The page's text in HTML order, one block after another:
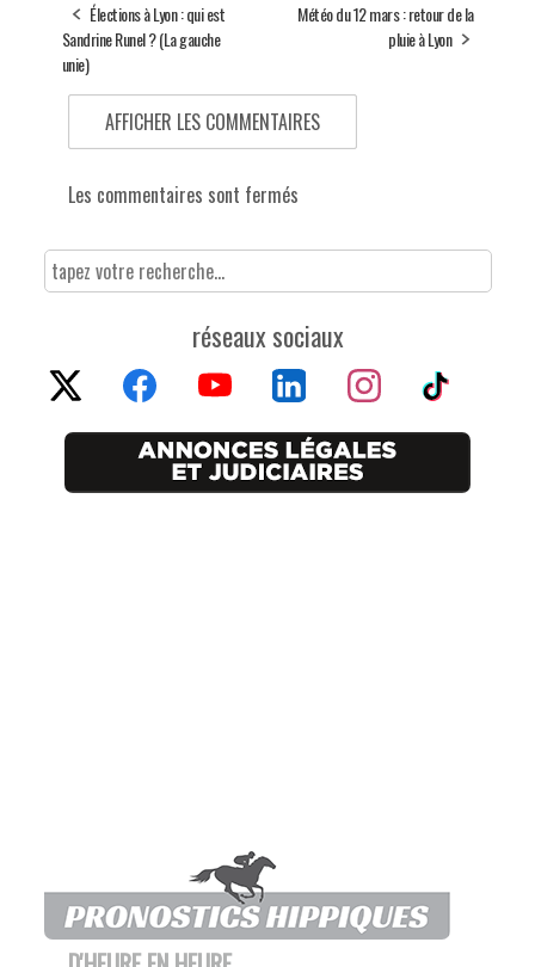
Élections à Lyon : qui est
Sandrine Runel ? (La gauche
unie)
Météo du 12 mars : retour de la
pluie à Lyon
AFFICHER LES COMMENTAIRES
Les commentaires sont fermés
réseaux sociaux